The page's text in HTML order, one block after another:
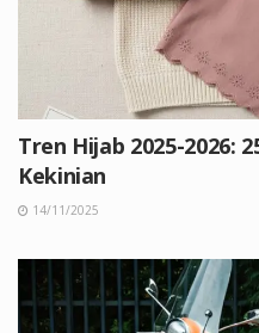
Tren Hijab 2025-2026:
Kekinian
14/11/2025